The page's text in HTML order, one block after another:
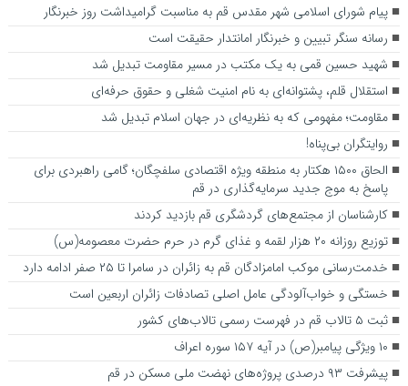
پیام شورای اسلامی شهر مقدس قم به مناسبت گرامیداشت روز خبرنگار
رسانه سنگر تبیین و خبرنگار امانتدار حقیقت است
شهید حسین قمی به یک مکتب در مسیر مقاومت تبدیل شد
استقلال قلم، پشتوانه‌ای به نام امنیت شغلی و حقوق حرفه‌ای
مقاومت؛ مفهومی که به نظریه‌ای در جهان اسلام تبدیل شد
روایتگران بی‌پناه!
الحاق ۱۵۰۰ هکتار به منطقه ویژه اقتصادی سلفچگان؛ گامی راهبردی برای
پاسخ به موج جدید سرمایه‌گذاری در قم
کارشناسان از مجتمع‌های گردشگری قم بازدید کردند
توزیع روزانه ۲۰ هزار لقمه و غذای گرم در حرم حضرت معصومه(س)
خدمت‌رسانی موکب امامزادگان قم به زائران در سامرا تا ۲۵ صفر ادامه دارد
خستگی و خواب‌آلودگی عامل اصلی تصادفات زائران اربعین است
ثبت ۵ تالاب قم در فهرست رسمی تالاب‌های کشور
۱۰ ویژگی پیامبر(ص) در آیه ۱۵۷ سوره اعراف
پیشرفت ۹۳ درصدی پروژه‌های نهضت ملی مسکن در قم